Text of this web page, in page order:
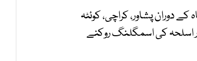
نیوز کو ملنے والے اعداد و شمار کے مطابق گزشتہ 13 ماہ کے دوران پشاور، کراچی، کوئٹہ
اسلحہ کی اسمگلنگ روکنے